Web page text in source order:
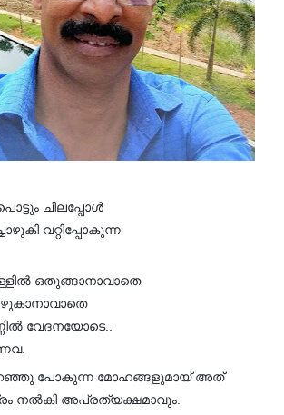
ചിലപ്പോൾ
വറ്റിപ്പോകുന്ന
ഒതുങ്ങാനാവാതെ
വേദനയോടെ..
മറഞ്ഞു പോകുന്ന മോഹങ്ങളുമായ് അത്
നൽകി അപ്രത്യക്ഷമാവും.